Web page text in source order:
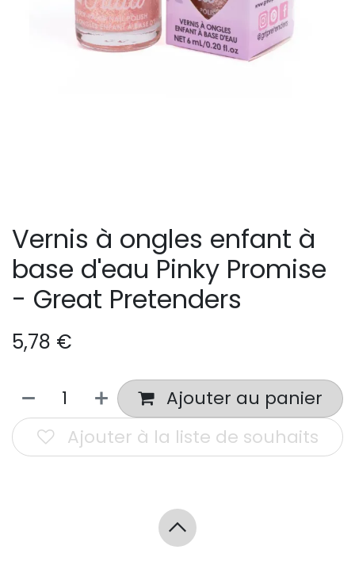
Vernis à ongles enfant à
base d'eau Pinky Promise
- Great Pretenders
5,78 €
Ajouter au panier
Ajouter à la liste de souhaits